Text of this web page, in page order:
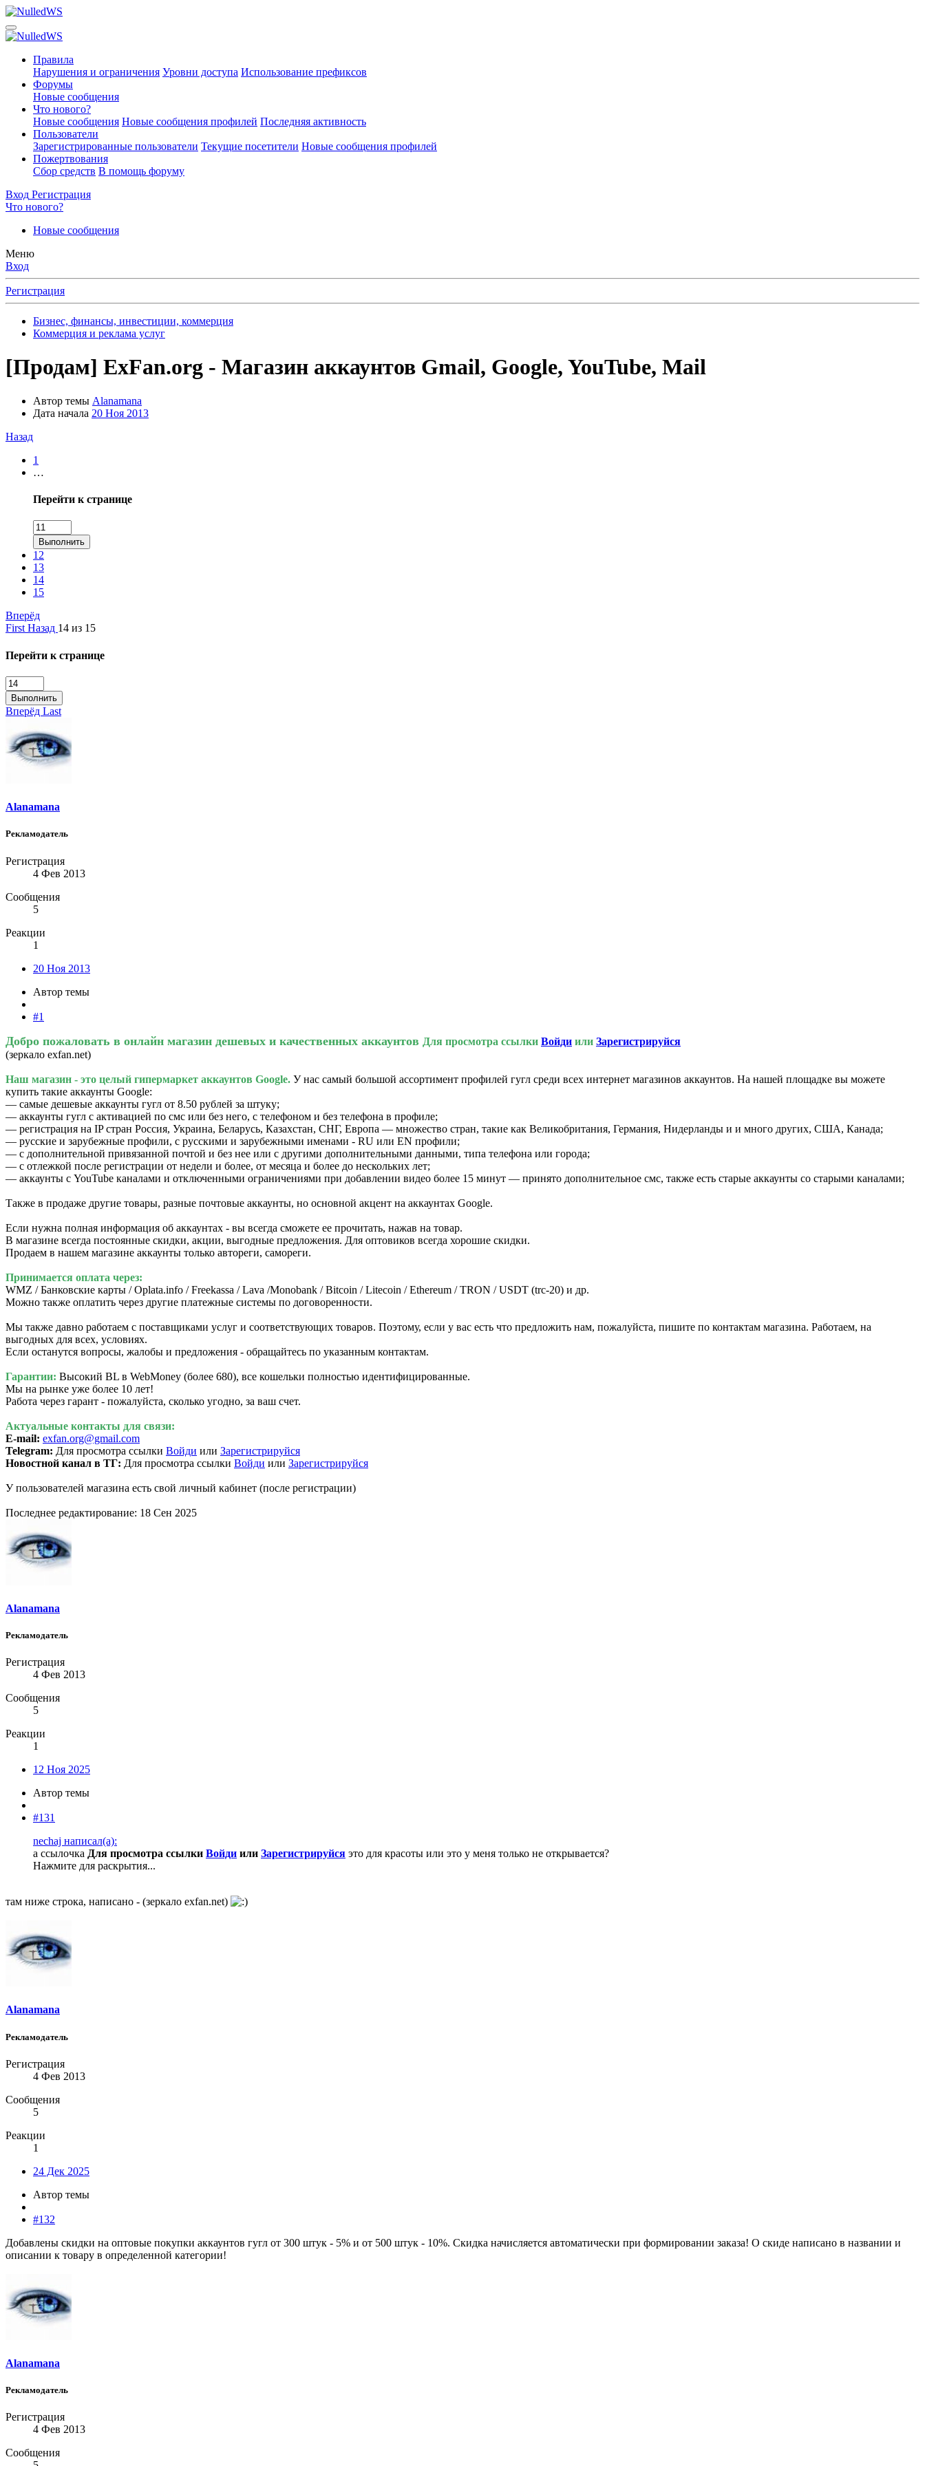
Правила
Нарушения и ограничения Уровни доступа Использование префиксов
Форумы
Новые сообщения
Что нового?
Новые сообщения Новые сообщения профилей Последняя активность
Пользователи
Зарегистрированные пользователи Текущие посетители Новые сообщения профилей
Пожертвования
Сбор средств В помощь форуму
Вход Регистрация
Что нового?
Новые сообщения
Меню
Вход
Регистрация
Бизнес, финансы, инвестиции, коммерция
Коммерция и реклама услуг
[Продам] ExFan.org - Магазин аккаунтов Gmail, Google, YouTube, Mail
Автор темы Alanamana
Дата начала 20 Ноя 2013
Назад
1
…
Перейти к странице
Выполнить
12
13
14
15
Вперёд
First Назад 14 из 15
Перейти к странице
Выполнить
Вперёд Last
Alanamana
Рекламодатель
Регистрация
4 Фев 2013
Сообщения
5
Реакции
1
20 Ноя 2013
Автор темы
#1
Добро пожаловать в онлайн магазин дешевых и качественных аккаунтов Для просмотра ссылки Войди или Зарегистрируйся
(зеркало exfan.net)
Наш магазин - это целый гипермаркет аккаунтов Google. У нас самый большой ассортимент профилей гугл среди всех интернет магазинов аккаунтов. На нашей площадке вы можете
купить такие аккаунты Google:
— самые дешевые аккаунты гугл от 8.50 рублей за штуку;
— аккаунты гугл с активацией по смс или без него, с телефоном и без телефона в профиле;
— регистрация на IP стран Россия, Украина, Беларусь, Казахстан, СНГ, Европа — множество стран, такие как Великобритания, Германия, Нидерланды и и много других, США, Канада;
— русские и зарубежные профили, с русскими и зарубежными именами - RU или EN профили;
— с дополнительной привязанной почтой и без нее или с другими дополнительными данными, типа телефона или города;
— с отлежкой после регистрации от недели и более, от месяца и более до нескольких лет;
— аккаунты с YouTube каналами и отключенными ограничениями при добавлении видео более 15 минут — принято дополнительное смс, также есть старые аккаунты со старыми каналами;
Также в продаже другие товары, разные почтовые аккаунты, но основной акцент на аккаунтах Google.
Если нужна полная информация об аккаунтах - вы всегда сможете ее прочитать, нажав на товар.
В магазине всегда постоянные скидки, акции, выгодные предложения. Для оптовиков всегда хорошие скидки.
Продаем в нашем магазине аккаунты только автореги, самореги.
Принимается оплата через:
WMZ / Банковские карты / Oplata.info / Freekassa / Lava /Monobank / Bitcoin / Litecoin / Ethereum / TRON / USDT (trc-20) и др.
Можно также оплатить через другие платежные системы по договоренности.
Мы также давно работаем с поставщиками услуг и соответствующих товаров. Поэтому, если у вас есть что предложить нам, пожалуйста, пишите по контактам магазина. Работаем, на
выгодных для всех, условиях.
Если останутся вопросы, жалобы и предложения - обращайтесь по указанным контактам.
Гарантии: Высокий BL в WebMoney (более 680), все кошельки полностью идентифицированные.
Мы на рынке уже более 10 лет!
Работа через гарант - пожалуйста, сколько угодно, за ваш счет.
Актуальные контакты для связи:
E-mail: exfan.org@gmail.com
Telegram: Для просмотра ссылки Войди или Зарегистрируйся
Новостной канал в ТГ: Для просмотра ссылки Войди или Зарегистрируйся
У пользователей магазина есть свой личный кабинет (после регистрации)
Последнее редактирование: 18 Сен 2025
Alanamana
Рекламодатель
Регистрация
4 Фев 2013
Сообщения
5
Реакции
1
12 Ноя 2025
Автор темы
#131
nechaj написал(а):
а ссылочка Для просмотра ссылки Войди или Зарегистрируйся это для красоты или это у меня только не открывается?
Нажмите для раскрытия...
там ниже строка, написано - (зеркало exfan.net)
Alanamana
Рекламодатель
Регистрация
4 Фев 2013
Сообщения
5
Реакции
1
24 Дек 2025
Автор темы
#132
Добавлены скидки на оптовые покупки аккаунтов гугл от 300 штук - 5% и от 500 штук - 10%. Скидка начисляется автоматически при формировании заказа! О скиде написано в названии и
описании к товару в определенной категории!
Alanamana
Рекламодатель
Регистрация
4 Фев 2013
Сообщения